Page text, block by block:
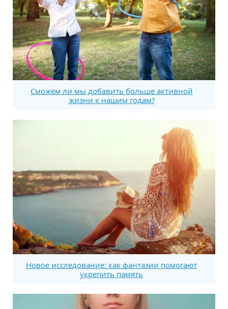
Сможем ли мы добавить больше активной
жизни к нашим годам?
Новое исследование: как фантазии помогают
укрепить память